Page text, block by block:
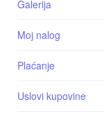
Galerija
Moj nalog
Plaćanje
Uslovi kupovine